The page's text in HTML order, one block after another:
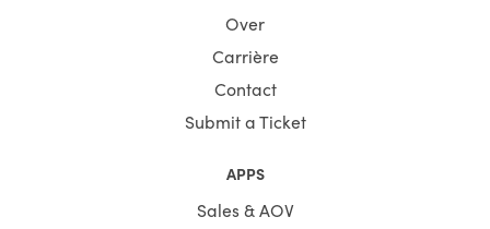
Over
Carrière
Contact
Submit a Ticket
APPS
Sales & AOV